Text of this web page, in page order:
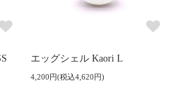
エッグシェル Kaori L
4,200円(税込4,620円)